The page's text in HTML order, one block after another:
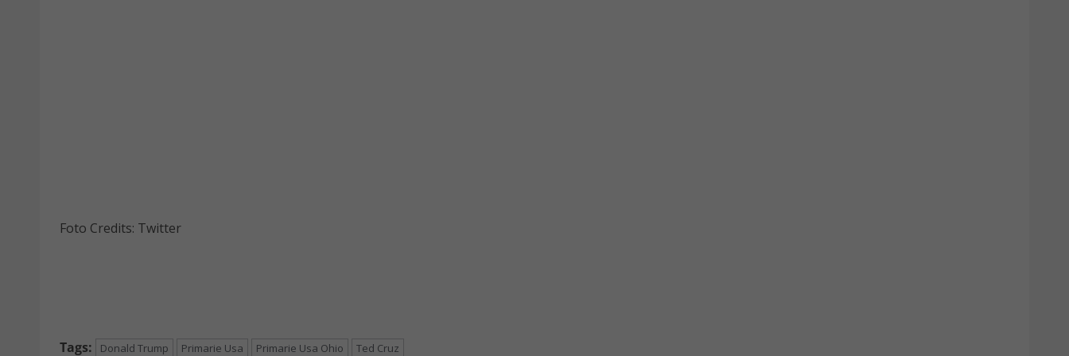
Foto Credits: Twitter
Tags: Donald Trump Primarie Usa Primarie Usa Ohio Ted Cruz